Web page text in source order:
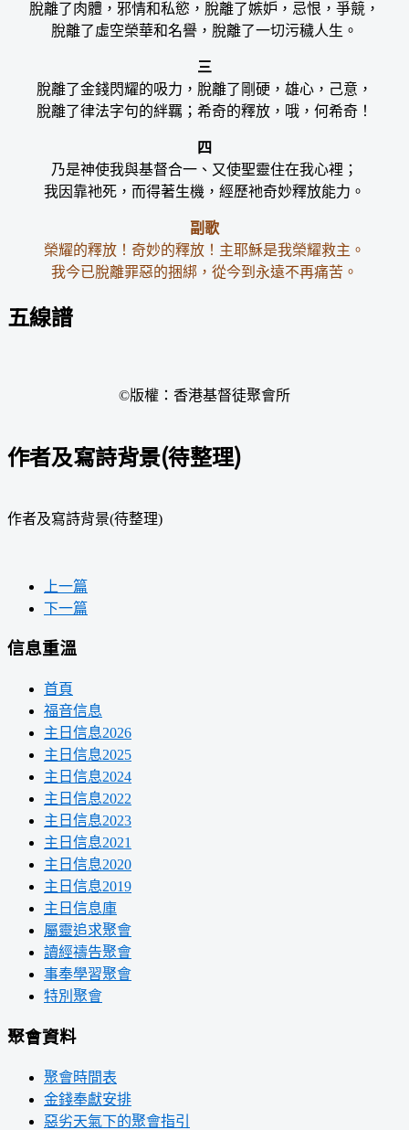
脫離了肉體，邪情和私慾，脫離了嫉妒，忌恨，爭競，
脫離了虛空榮華和名譽，脫離了一切污穢人生。
三
脫離了金錢閃耀的吸力，脫離了剛硬，雄心，己意，
脫離了律法字句的絆羈；希奇的釋放，哦，何希奇！
四
乃是神使我與基督合一、又使聖靈住在我心裡；
我因靠衪死，而得著生機，經歷衪奇妙釋放能力。
副歌
榮耀的釋放！奇妙的釋放！主耶穌是我榮耀救主。
我今已脫離罪惡的捆綁，從今到永遠不再痛苦。
五線譜
©版權：香港基督徒聚會所
作者及寫詩背景(待整理)
作者及寫詩背景(待整理)
上一篇
下一篇
信息重溫
首頁
福音信息
主日信息2026
主日信息2025
主日信息2024
主日信息2022
主日信息2023
主日信息2021
主日信息2020
主日信息2019
主日信息庫
屬靈追求聚會
讀經禱告聚會
事奉學習聚會
特別聚會
聚會資料
聚會時間表
金錢奉獻安排
惡劣天氣下的聚會指引